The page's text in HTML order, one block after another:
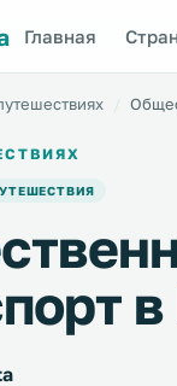
Главная